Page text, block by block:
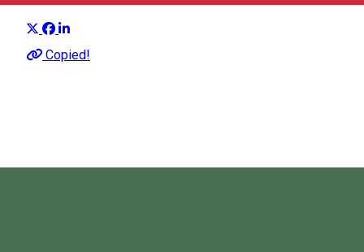
Copied!
Despre